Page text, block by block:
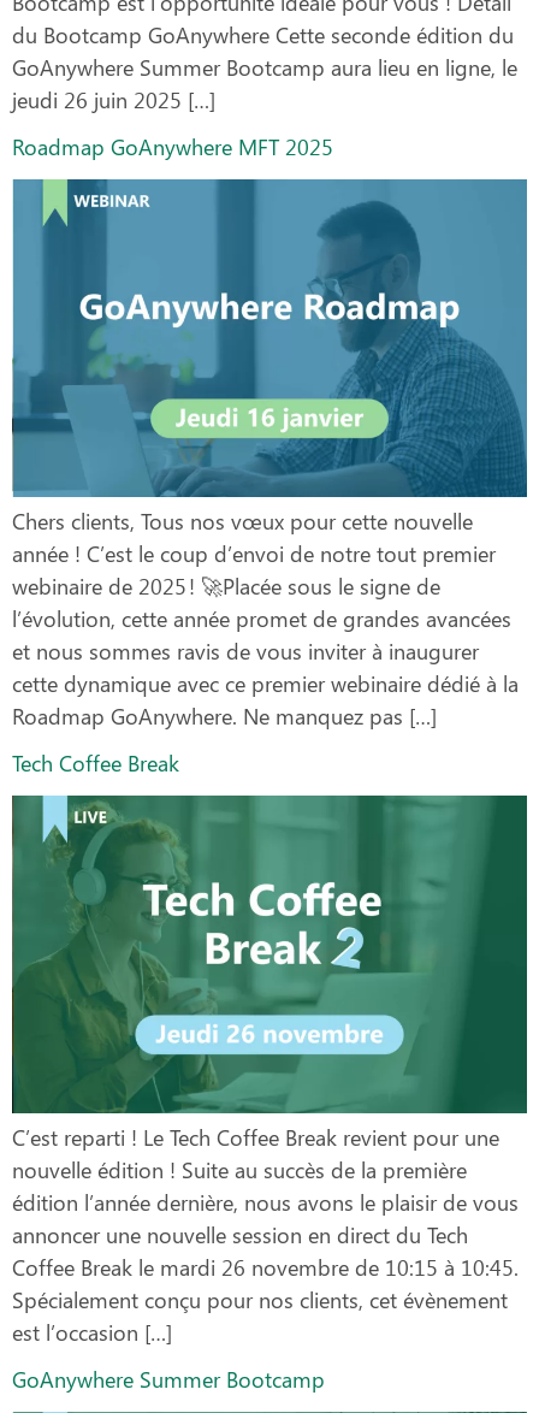
du Bootcamp GoAnywhere Cette seconde édition du
GoAnywhere Summer Bootcamp aura lieu en ligne, le
jeudi 26 juin 2025 […]
Roadmap GoAnywhere MFT 2025
Chers clients, Tous nos vœux pour cette nouvelle
année ! C’est le coup d’envoi de notre tout premier
webinaire de 2025 ! 🚀Placée sous le signe de
l’évolution, cette année promet de grandes avancées
et nous sommes ravis de vous inviter à inaugurer
cette dynamique avec ce premier webinaire dédié à la
Roadmap GoAnywhere. Ne manquez pas […]
Tech Coffee Break
C’est reparti ! Le Tech Coffee Break revient pour une
nouvelle édition ! Suite au succès de la première
édition l’année dernière, nous avons le plaisir de vous
annoncer une nouvelle session en direct du Tech
Coffee Break le mardi 26 novembre de 10:15 à 10:45.
Spécialement conçu pour nos clients, cet évènement
est l’occasion […]
GoAnywhere Summer Bootcamp